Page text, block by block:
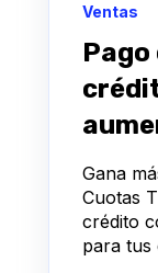
Ventas
Gana
Cuotas
crédito
para tus